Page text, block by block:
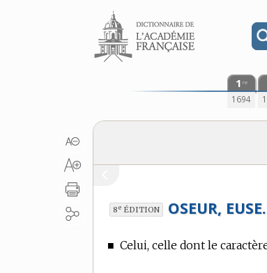
Aller au contenu
1 re
1694
8e ÉDITION OSEUR, EUSE.
■ Celui, celle dont le